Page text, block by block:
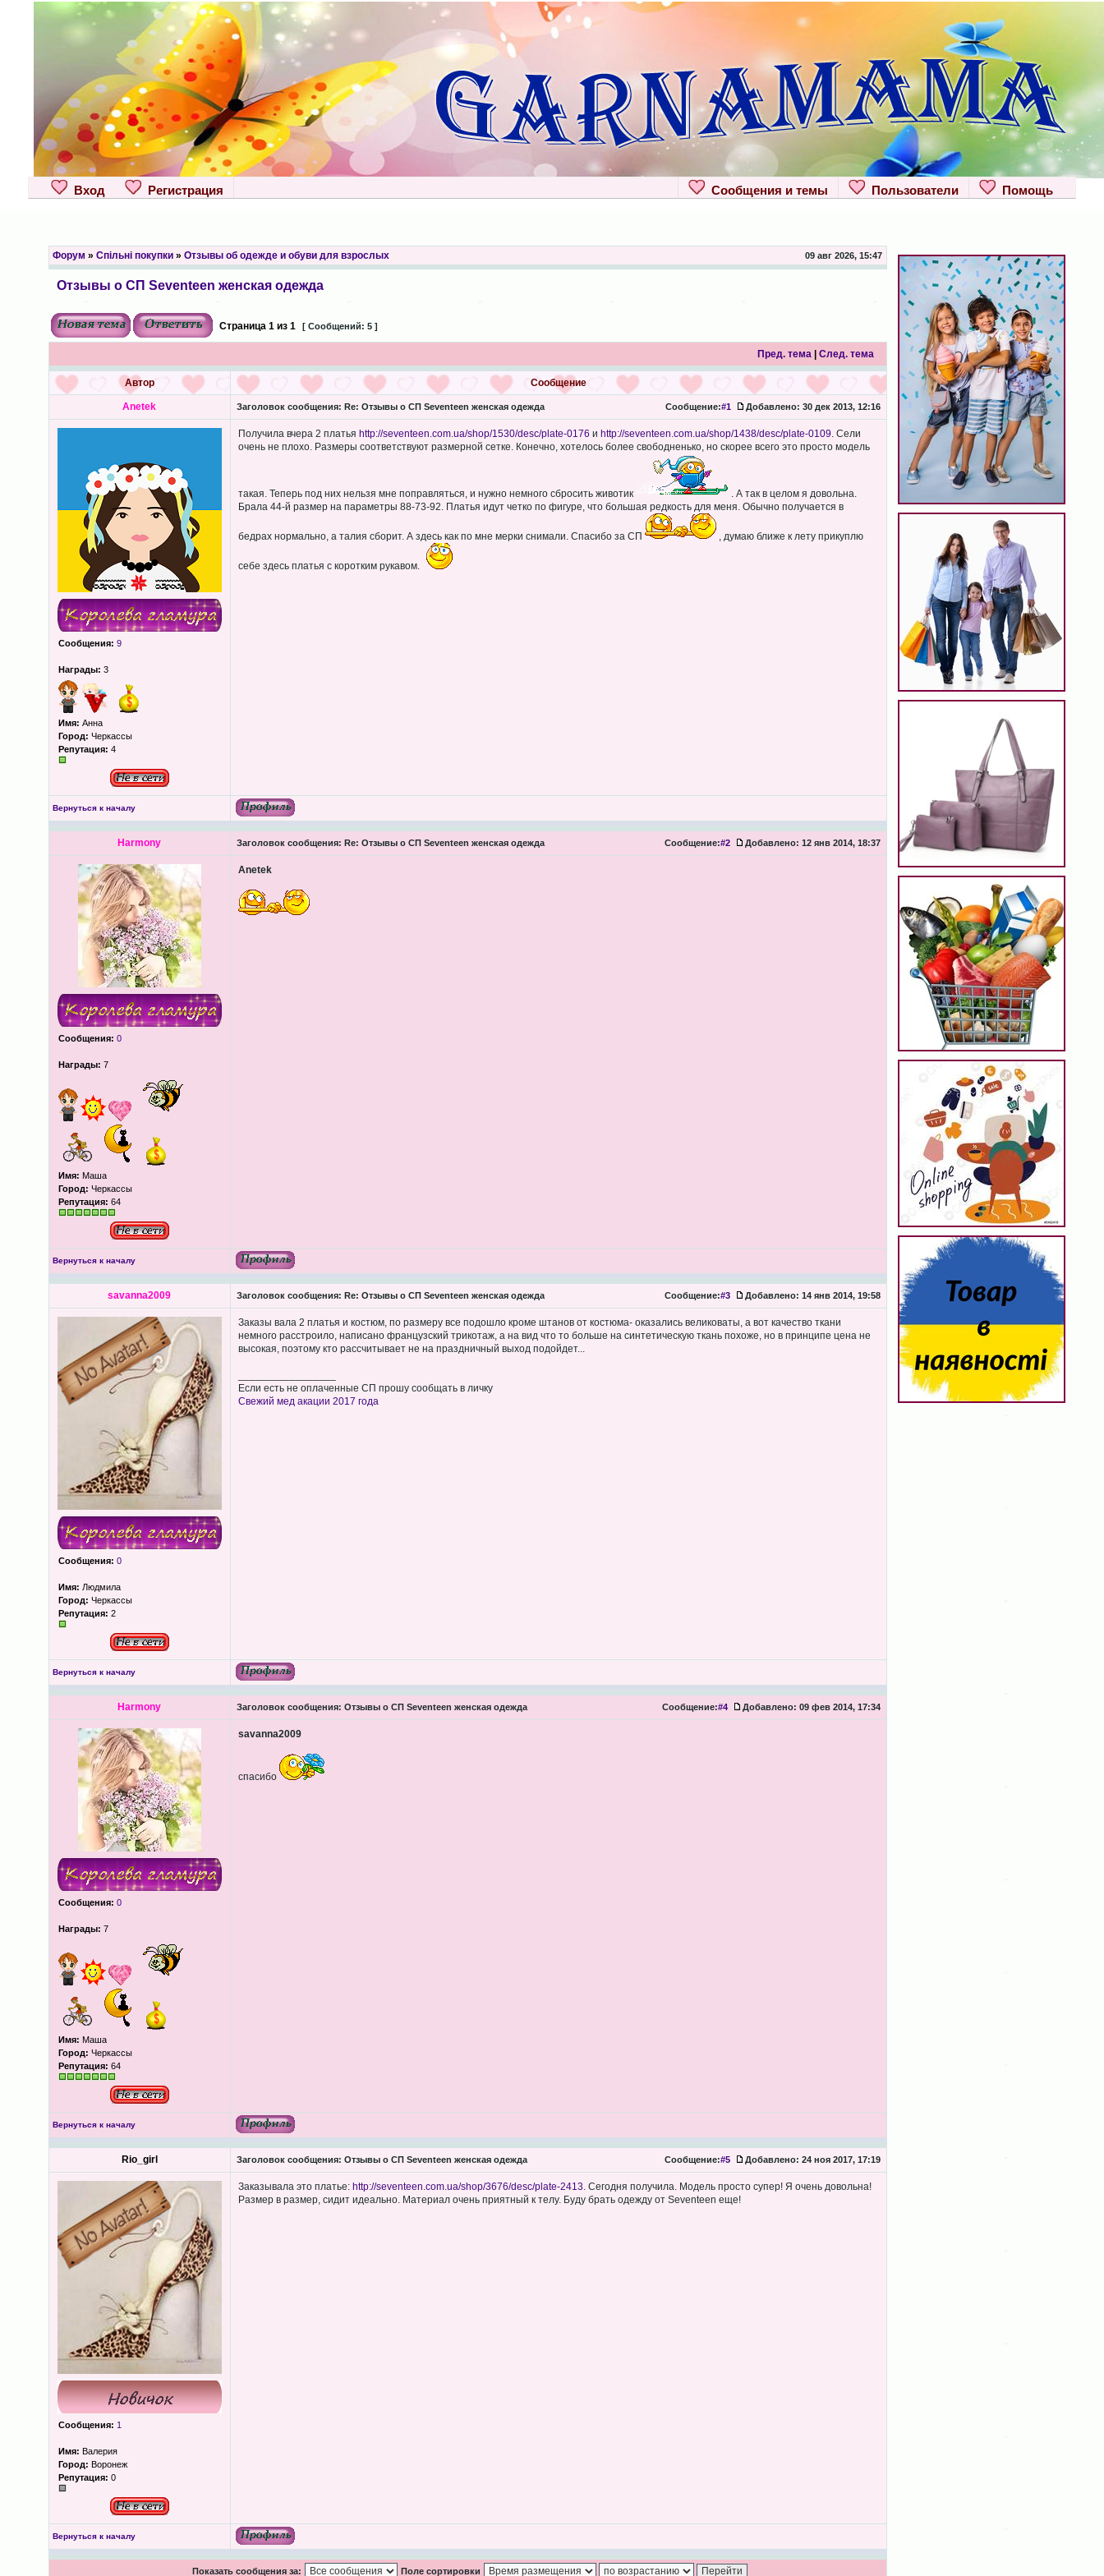
Вход Регистрация Помощь
Пользователи
Сообщения и темы
Форум » Спільні покупки» Отзывы об одежде и обуви для взрослых 09 авг 2026, 15:47
Отзывы о СП Seventeen женская одежда
Страница 1из 1 [ Сообщений: 5 ]
Пред. тема| След. тема
Автор Сообщение
Anetek Заголовок сообщения: Re: Отзывы о СП Seventeen женская одежда Сообщение:#1 Добавлено: 30 дек 2013, 12:16
Сообщения: 9
Награды: 3
Имя: Анна
Город: Черкассы
Репутация: 4
Получила вчера 2 платья http://seventeen.com.ua/shop/1530/desc/plate-0176 и http://seventeen.com.ua/shop/1438/desc/plate-0109. Сели
очень не плохо. Размеры соответствуют размерной сетке. Конечно, хотелось более свободненько, но скорее всего это просто модель
такая. Теперь под них нельзя мне поправляться, и нужно немного сбросить животик
. А так в целом я довольна.
Брала 44-й размер на параметры 88-73-92. Платья идут четко по фигуре, что большая редкость для меня. Обычно получается в
бедрах нормально, а талия сборит. А здесь как по мне мерки снимали. Спасибо за СП , думаю ближе к лету прикуплю
себе здесь платья с коротким рукавом.
Вернуться к началу
Harmony Заголовок сообщения: Re: Отзывы о СП Seventeen женская одежда Сообщение:#2 Добавлено: 12 янв 2014, 18:37
Сообщения: 0
Награды: 7
Имя: Маша
Город: Черкассы
Репутация: 64
Anetek
Вернуться к началу
savanna2009 Заголовок сообщения: Re: Отзывы о СП Seventeen женская одежда Сообщение:#3 Добавлено: 14 янв 2014, 19:58
Сообщения: 0
Имя: Людмила
Город: Черкассы
Репутация: 2
Заказы вала 2 платья и костюм, по размеру все подошло кроме штанов от костюма- оказались великоваты, а вот качество ткани
немного расстроило, написано французский трикотаж, а на вид что то больше на синтетическую ткань похоже, но в принципе цена не
высокая, поэтому кто рассчитывает не на праздничный выход подойдет...
Если есть не оплаченные СП прошу сообщать в личку
Свежий мед акации 2017 года
Вернуться к началу
Harmony Заголовок сообщения: Отзывы о СП Seventeen женская одежда Сообщение:#4 Добавлено: 09 фев 2014, 17:34
Сообщения: 0
Награды: 7
Имя: Маша
Город: Черкассы
Репутация: 64
savanna2009
спасибо
Вернуться к началу
Rio_girl Заголовок сообщения: Отзывы о СП Seventeen женская одежда Сообщение:#5 Добавлено: 24 ноя 2017, 17:19
Сообщения: 1
Имя: Валерия
Город: Воронеж
Репутация: 0
Заказывала это платье: http://seventeen.com.ua/shop/3676/desc/plate-2413. Сегодня получила. Модель просто супер! Я очень довольна!
Размер в размер, сидит идеально. Материал очень приятный к телу. Буду брать одежду от Seventeen еще!
Вернуться к началу
Показать сообщения за: Поле сортировки